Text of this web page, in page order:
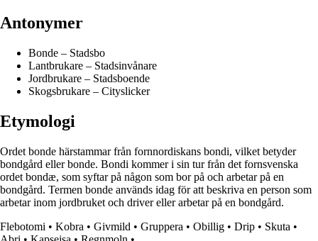
Antonymer
Bonde – Stadsbo
Lantbrukare – Stadsinvånare
Jordbrukare – Stadsboende
Skogsbrukare – Cityslicker
Etymologi
Ordet bonde härstammar från fornnordiskans bondi, vilket betyder
bondgård eller bonde. Bondi kommer i sin tur från det fornsvenska
ordet bondæ, som syftar på någon som bor på och arbetar på en
bondgård. Termen bonde används idag för att beskriva en person som
arbetar inom jordbruket och driver eller arbetar på en bondgård.
Flebotomi • Kobra • Givmild • Gruppera • Obillig • Drip • Skuta •